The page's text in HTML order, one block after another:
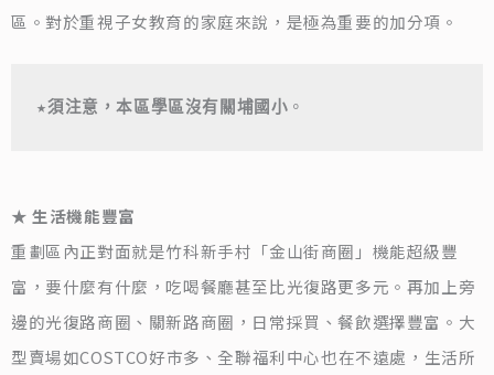
區。對於重視子女教育的家庭來說，是極為重要的加分項。
★須注意，本區學區沒有關埔國小 。
★ 生活機能豐富
重劃區內正對面就是竹科新手村「金山街商圈」機能超級豐
富，要什麼有什麼，吃喝餐廳甚至比光復路更多元。再加上旁
邊的光復路商圈、關新路商圈，日常採買、餐飲選擇豐富。大
型賣場如COSTCO好市多、全聯福利中心也在不遠處，生活所